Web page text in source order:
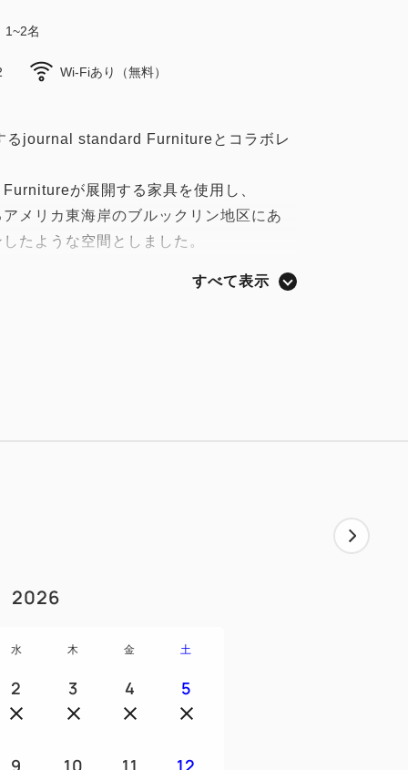
1~2名
Wi-Fiあり（無料）
るjournal standard Furnitureとコラボレ
が展開する家具を使用し、
メリカ東海岸のブルックリン地区にあ
たような空間としました。
すべて表示
2026
水 木 金 土
2 3 4 5
9 10 11 12